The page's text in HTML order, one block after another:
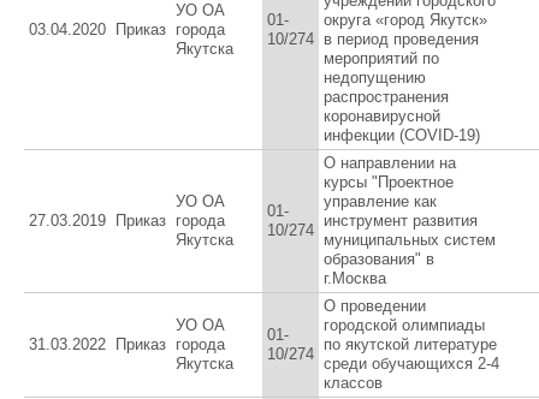
03.04.2020 Приказ
УО ОА
города
Якутска
01-
10/274
округа «город Якутск»
в период проведения
мероприятий по
недопущению
распространения
коронавирусной
инфекции (COVID-19)
27.03.2019 Приказ
УО ОА
города
Якутска
01-
10/274
О направлении на
курсы "Проектное
управление как
инструмент развития
муниципальных систем
образования" в
г.Москва
31.03.2022 Приказ
УО ОА
города
Якутска
01-
10/274
О проведении
городской олимпиады
по якутской литературе
среди обучающихся 2-4
классов